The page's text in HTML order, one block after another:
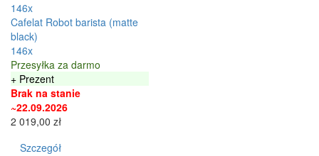
146x
Cafelat Robot barista (matte
black)
146x
Przesyłka za darmo
+ Prezent
Brak na stanie
~22.09.2026
2 019,00 zł
Szczegół